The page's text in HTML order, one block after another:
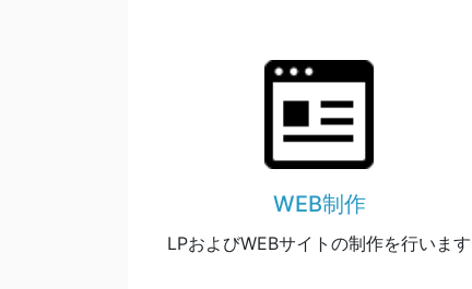
WEB制作
LPおよびWEBサイトの制作を行います